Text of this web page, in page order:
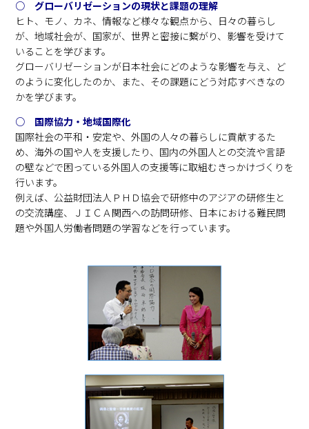
○ グローバリゼーションの現状と課題の理解
ヒト、モノ、カネ、情報など様々な観点から、日々の暮らし
が、地域社会が、国家が、世界と密接に繋がり、影響を受けて
いることを学びます。
グローバリゼーションが日本社会にどのような影響を与え、ど
のように変化したのか、また、その課題にどう対応すべきなの
かを学びます。
○ 国際協力・地域国際化
国際社会の平和・安定や、外国の人々の暮らしに貢献するた
め、海外の国や人を支援したり、国内の外国人との交流や言語
の壁などで困っている外国人の支援等に取組むきっかけづくりを
行います。
例えば、公益財団法人ＰＨＤ協会で研修中のアジアの研修生と
の交流講座、ＪＩＣＡ関西への訪問研修、日本における難民問
題や外国人労働者問題の学習などを行っています。